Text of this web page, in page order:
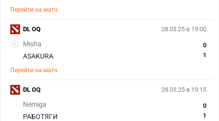
Перейти на матч
28.03.25 в 19:00
Misha
ASAKURA
0
1
Перейти на матч
DL OQ
28.03.25 в 19:15
Nemiga
РАБОТЯГИ
0
1
DL OQ